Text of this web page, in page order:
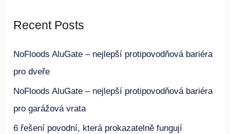
eRecent Posts
NoFloods AluGate – nejlepší protipovodňová bariéra
pro dveře
NoFloods AluGate – nejlepší protipovodňová bariéra
pro garážová vrata
6 řešení povodní, která prokazatelně fungují